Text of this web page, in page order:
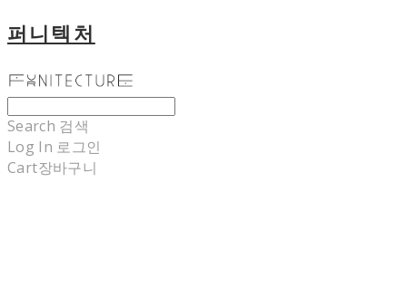
퍼니텍처
Search 검색
Log In 로그인
Cart장바구니